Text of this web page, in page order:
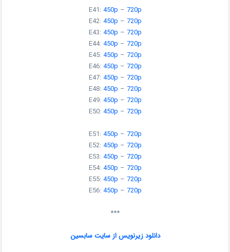
E41:450p – 720p
E42:450p – 720p
E43:450p – 720p
E44:450p – 720p
E45:450p – 720p
E46:450p – 720p
E47:450p – 720p
E48:450p – 720p
E49:450p – 720p
E50:450p – 720p
E51:450p – 720p
E52:450p – 720p
E53:450p – 720p
E54:450p – 720p
E55:450p – 720p
E56:450p – 720p
***
دانلود زیرنویس از سایت سابسین